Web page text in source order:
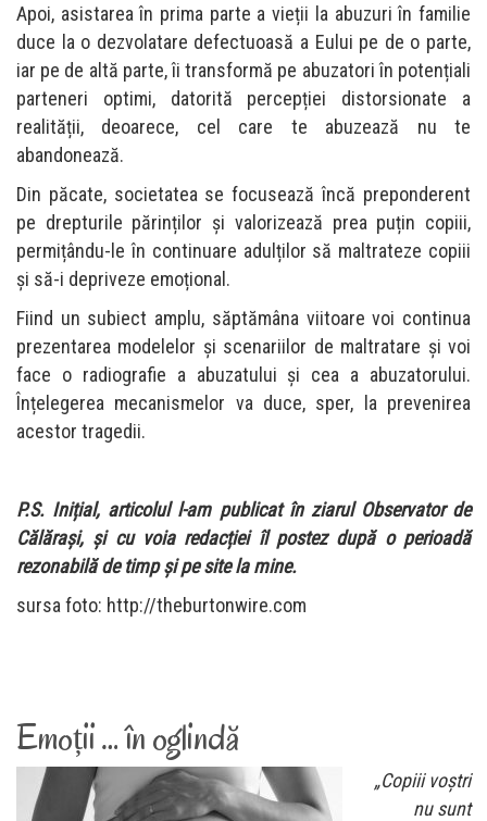
Apoi, asistarea în prima parte a vieții la abuzuri în familie
duce la o dezvolatare defectuoasă a Eului pe de o parte,
iar pe de altă parte, îi transformă pe abuzatori în potențiali
parteneri optimi, datorită percepției distorsionate a
realității, deoarece, cel care te abuzează nu te
abandonează.
Din păcate, societatea se focusează încă preponderent
pe drepturile părinților și valorizează prea puțin copiii,
permițându-le în continuare adulților să maltrateze copiii
și să-i depriveze emoțional.
Fiind un subiect amplu, săptămâna viitoare voi continua
prezentarea modelelor și scenariilor de maltratare și voi
face o radiografie a abuzatului și cea a abuzatorului.
Înțelegerea mecanismelor va duce, sper, la prevenirea
acestor tragedii.
P.S. Inițial, articolul l-am publicat în ziarul Observator de
Călărași, și cu voia redacției îl postez după o perioadă
rezonabilă de timp și pe site la mine.
sursa foto: http://theburtonwire.com
Emoții … în oglindă
„Copiii voştri
nu sunt